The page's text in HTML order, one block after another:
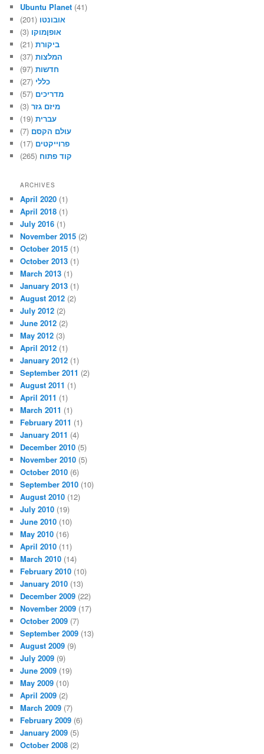
Ubuntu Planet (41)
אובונטו (201)
אופןמוקו (3)
ביקורת(21)
המלצות(37)
חדשות(97)
כללי (27)
מדריכים (57)
מיזם גזר(3)
עברית(19)
עולם הקסם (7)
פרוייקטים (17)
קוד פתוח (265)
ARCHIVES
April 2020 (1)
April 2018 (1)
July 2016 (1)
November 2015 (2)
October 2015 (1)
October 2013 (1)
March 2013 (1)
January 2013 (1)
August 2012 (2)
July 2012 (2)
June 2012 (2)
May 2012 (3)
April 2012 (1)
January 2012 (1)
September 2011 (2)
August 2011 (1)
April 2011 (1)
March 2011 (1)
February 2011 (1)
January 2011 (4)
December 2010 (5)
November 2010 (5)
October 2010 (6)
September 2010 (10)
August 2010 (12)
July 2010 (19)
June 2010 (10)
May 2010 (16)
April 2010 (11)
March 2010 (14)
February 2010 (10)
January 2010 (13)
December 2009 (22)
November 2009 (17)
October 2009 (7)
September 2009 (13)
August 2009 (9)
July 2009 (9)
June 2009 (19)
May 2009 (10)
April 2009 (2)
March 2009 (7)
February 2009 (6)
January 2009 (5)
October 2008 (2)